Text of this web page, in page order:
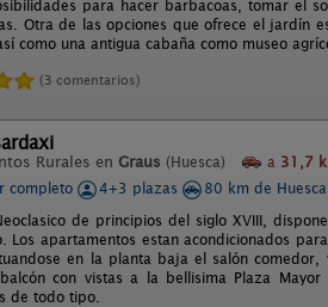
para hacer barbacoas, tomar el
Otra de las opciones que ofrece el jardín
como una antigua cabaña como museo
(3 comentarios)
Rurales en Graus (Huesca) a 31,7
completo
4+3 plazas
80 km de Huesca
de principios del siglo XVIII,
Los apartamentos estan acondicionados
en la planta baja el salón
con vistas a la bellisima Plaza
de todo tipo.